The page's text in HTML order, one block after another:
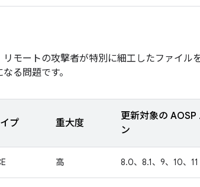
モートの攻撃者が特別に細工したファイルを
る問題です。
プ 重大度
更新対象の AOSP
ン
高 8.0、8.1、9、10、11